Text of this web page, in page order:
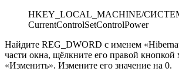
HKEY_LOCAL_MACHINE/
CurrentControlSetControlPower
Найдите REG_DWORD с именем
части окна, щёлкните его правой
«Изменить». Измените его значение на 0.